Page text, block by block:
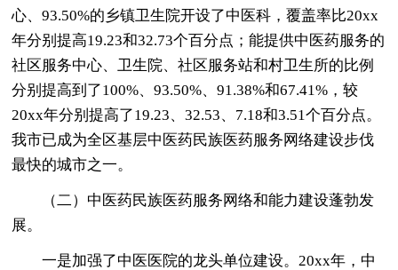
心、93.50%的乡镇卫生院开设了中医科，覆盖率比20xx
年分别提高19.23和32.73个百分点；能提供中医药服务的
社区服务中心、卫生院、社区服务站和村卫生所的比例
分别提高到了100%、93.50%、91.38%和67.41%，较
20xx年分别提高了19.23、32.53、7.18和3.51个百分点。
我市已成为全区基层中医药民族医药服务网络建设步伐
最快的城市之一。
（二）中医药民族医药服务网络和能力建设蓬勃发
展。
一是加强了中医医院的龙头单位建设。20xx年，中